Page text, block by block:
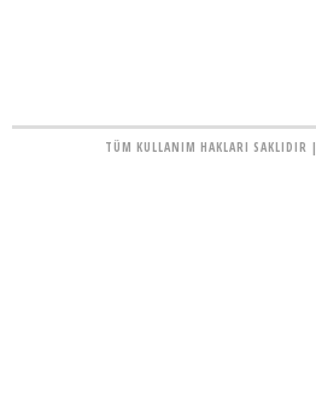
TÜM KULLANIM HAKLARI SAKLIDIR |